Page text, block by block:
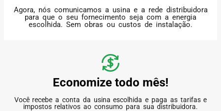
Agora, nós comunicamos a usina e a rede distribuidora
para que o seu fornecimento seja com a energia
escolhida. Sem obras ou custos de instalação.
Economize todo mês!
Você recebe a conta da usina escolhida e paga as tarifas e
impostos relativos ao consumo para sua distribuidora.